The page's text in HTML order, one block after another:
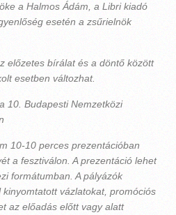
a Halmos Ádám, a Libri kiadó
esetén a zsűrielnök
előzetes bírálat és a döntő között
esetben változhat.
10. Budapesti Nemzetközi
10-10 perces prezentációban
a fesztiválon. A prezentáció lehet
formátumban. A pályázók
vázlatokat, promóciós
az előadás előtt vagy alatt